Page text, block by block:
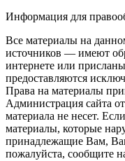
Информация для
Все материалы на
источников — имеют
интернете или
предоставляются
Права на материалы
Администрация сайта
материала не несет.
материалы, которые
принадлежащие Вам,
пожалуйста, сообщите